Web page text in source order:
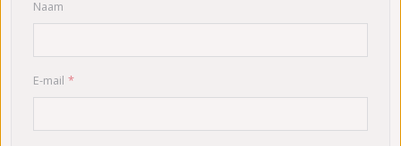
Naam
E-mail